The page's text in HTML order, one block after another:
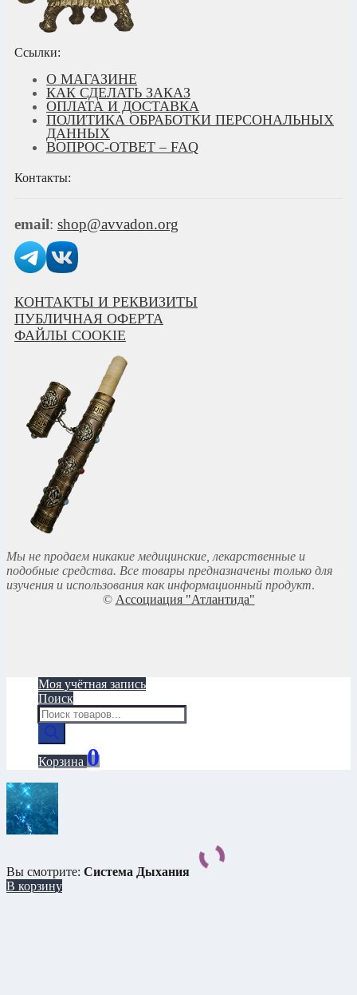
Ссылки:
О МАГАЗИНЕ
КАК СДЕЛАТЬ ЗАКАЗ
ОПЛАТА И ДОСТАВКА
ПОЛИТИКА ОБРАБОТКИ ПЕРСОНАЛЬНЫХ
ДАННЫХ
ВОПРОС-ОТВЕТ – FAQ
Контакты:
email: shop@avvadon.org
КОНТАКТЫ И РЕКВИЗИТЫ
ПУБЛИЧНАЯ ОФЕРТА
ФАЙЛЫ COOKIE
Мы не продаем никакие медицинские, лекарственные и
подобные средства. Все товары предназначены только для
изучения и использования как информационный продукт.
© Ассоциация "Атлантида"
Моя учётная запись
Поиск
Поиск
товаров
Корзина 0
Вы смотрите: Система Дыхания
В корзину